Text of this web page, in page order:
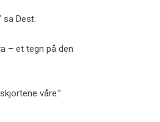
sa Dest.
– et tegn på den
våre.”